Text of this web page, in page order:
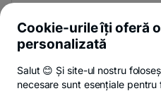
Și afli primul noutățile de pe
Poți renunța oricând,vezi detalii.
Cookie-urile îți oferă
personalizată
Salut 😊 Și site-ul nostru
necesare sunt esențiale